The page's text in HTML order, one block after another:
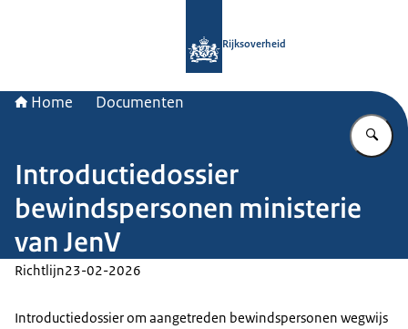
Rijksoverheid
Home Documenten
Introductiedossier
bewindspersonen ministerie
van JenV
Richtlijn23-02-2026
Introductiedossier om aangetreden bewindspersonen wegwijs